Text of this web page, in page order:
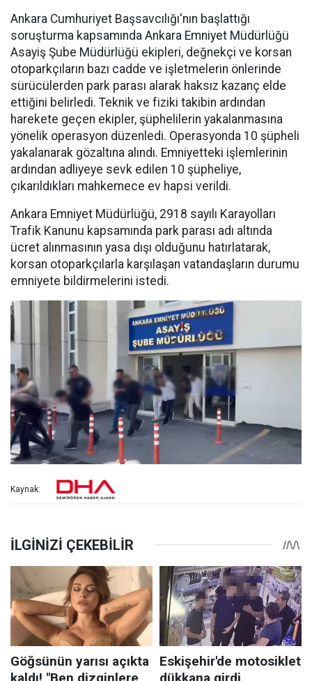
Ankara Cumhuriyet Başsavcılığı'nın başlattığı
soruşturma kapsamında Ankara Emniyet Müdürlüğü
Asayiş Şube Müdürlüğü ekipleri, değnekçi ve korsan
otoparkçıların bazı cadde ve işletmelerin önlerinde
sürücülerden park parası alarak haksız kazanç elde
ettiğini belirledi. Teknik ve fiziki takibin ardından
harekete geçen ekipler, şüphelilerin yakalanmasına
yönelik operasyon düzenledi. Operasyonda 10 şüpheli
yakalanarak gözaltına alındı. Emniyetteki işlemlerinin
ardından adliyeye sevk edilen 10 şüpheliye,
çıkarıldıkları mahkemece ev hapsi verildi.
Ankara Emniyet Müdürlüğü, 2918 sayılı Karayolları
Trafik Kanunu kapsamında park parası adı altında
ücret alınmasının yasa dışı olduğunu hatırlatarak,
korsan otoparkçılarla karşılaşan vatandaşların durumu
emniyete bildirmelerini istedi.
Kaynak: